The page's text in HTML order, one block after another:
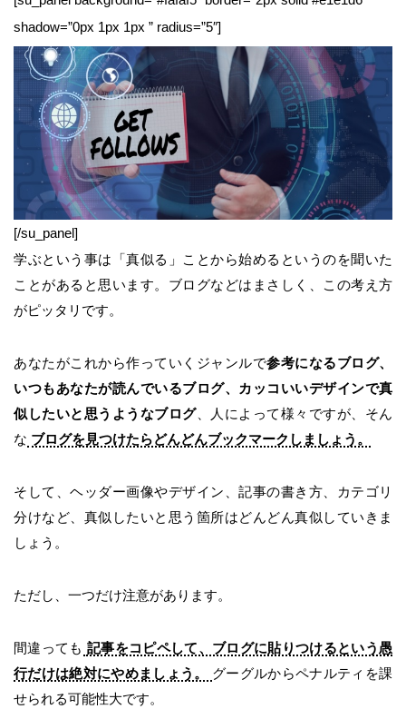
shadow=”0px 1px 1px ” radius=”5″]
[/su_panel]
学ぶという事は「真似る」ことから始めるというのを聞いた
ことがあると思います。ブログなどはまさしく、この考え方
がピッタリです。
あなたがこれから作っていくジャンルで参考になるブログ、
いつもあなたが読んでいるブログ、カッコいいデザインで真
似したいと思うようなブログ、人によって様々ですが、そん
な ブログを見つけたらどんどんブックマークしましょう。
そして、ヘッダー画像やデザイン、記事の書き方、カテゴリ
分けなど、真似したいと思う箇所はどんどん真似していきま
しょう。
ただし、一つだけ注意があります。
間違っても 記事をコピペして、ブログに貼りつけるという愚
行だけは絶対にやめましょう。
グーグルからペナルティを課
せられる可能性大です。